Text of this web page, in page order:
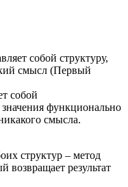
собой структуру,
смысл (Первый
собой
значения функционально
смысла.
структур – метод
возвращает результат